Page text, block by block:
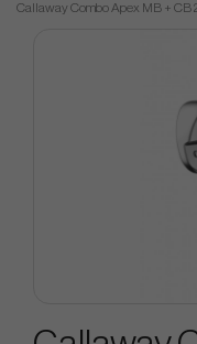
Callaway Combo Apex MB + CB